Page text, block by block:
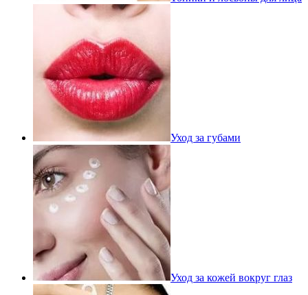
Уход за губами
Уход за кожей вокруг глаз